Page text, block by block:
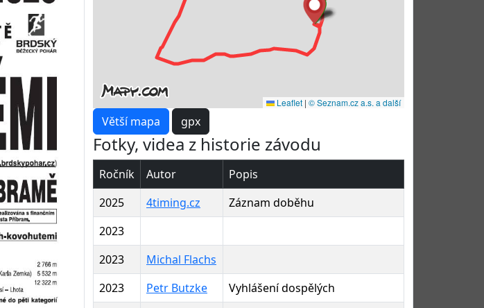
Leaflet | © Seznam.cz a.s. a další
Větší mapa gpx
Fotky, videa z historie závodu
Ročník Autor
Popis
2025
4timing.cz
Záznam doběhu
2023
2023
Michal Flachs
2023
Petr Butzke
Vyhlášení dospělých